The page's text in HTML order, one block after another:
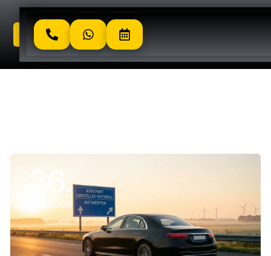
26
juin, 2026